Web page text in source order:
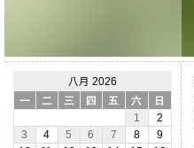
八月 2026
一
二 三 四 五 六
日
1
2
3
4 5 6 7 8
9